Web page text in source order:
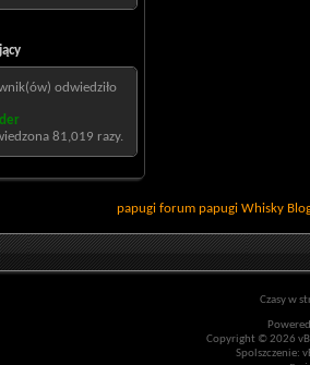
odwiedziło
81,019 razy.
papugi forum papugi Whisky
Czasy w
Copyright © 2026
Spolszczenie: